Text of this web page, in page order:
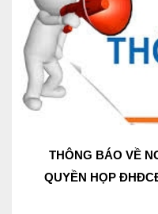
THÔNG BÁO VỀ
QUYỀN HỌP